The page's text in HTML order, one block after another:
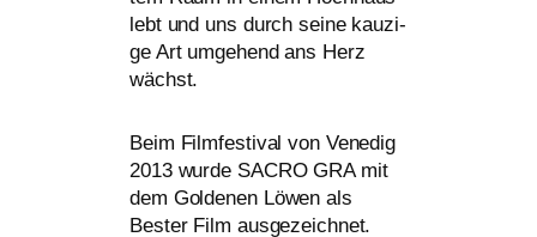
lebt und uns durch sei­ne kau­zi­
ge Art umge­hend ans Herz
wächst.
Beim Filmfestival von Venedig
2013 wur­de SACRO GRAmit
dem Goldenen Löwen als
Bester Film ausgezeichnet.